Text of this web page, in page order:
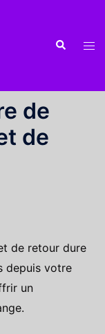
de
de
de retour dure
depuis votre
un